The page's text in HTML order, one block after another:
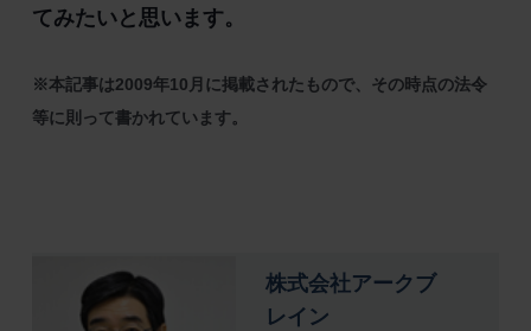
てみたいと思います。
※本記事は2009年10月に掲載されたもので、その時点の法令
等に則って書かれています。
株式会社アークブ
レイン